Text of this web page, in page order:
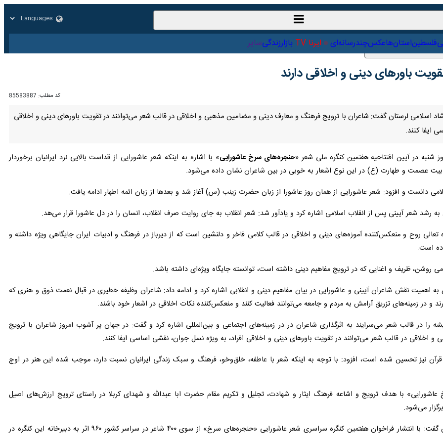
علمی فلسطین استان‌ها عکس چندرسانه‌ای ایرنا TV
باورهای دینی و اخلاقی دارند
کد مطلب:85583887